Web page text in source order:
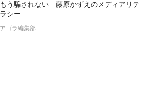
もう騙されない 藤原かずえのメディアリテ
ラシー
アゴラ編集部